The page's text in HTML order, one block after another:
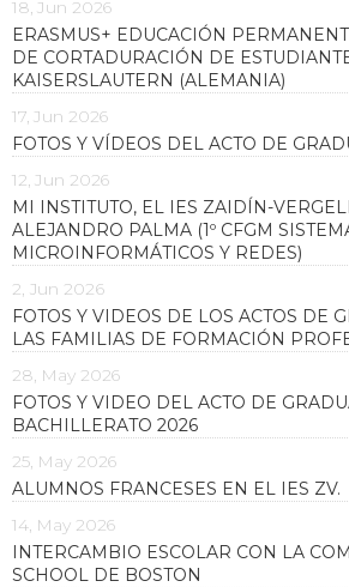
18, Jun 2026
ERASMUS+ EDUCACIÓN
DE CORTADURACIÓN DE
KAISERSLAUTERN (ALEMANIA)
17, Jun 2026
FOTOS Y VÍDEOS DEL ACTO DE
12, Jun 2026
MI INSTITUTO, EL IES ZAIDÍN-
ALEJANDRO PALMA (1º CFGM
MICROINFORMÁTICOS Y REDES)
2, Jun 2026
FOTOS Y VIDEOS DE LOS ACTOS DE
LAS FAMILIAS DE FORMACIÓN
28, May 2026
FOTOS Y VIDEO DEL ACTO DE
BACHILLERATO 2026
25, May 2026
ALUMNOS FRANCESES EN EL IES ZV.
14, May 2026
INTERCAMBIO ESCOLAR CON LA
SCHOOL DE BOSTON